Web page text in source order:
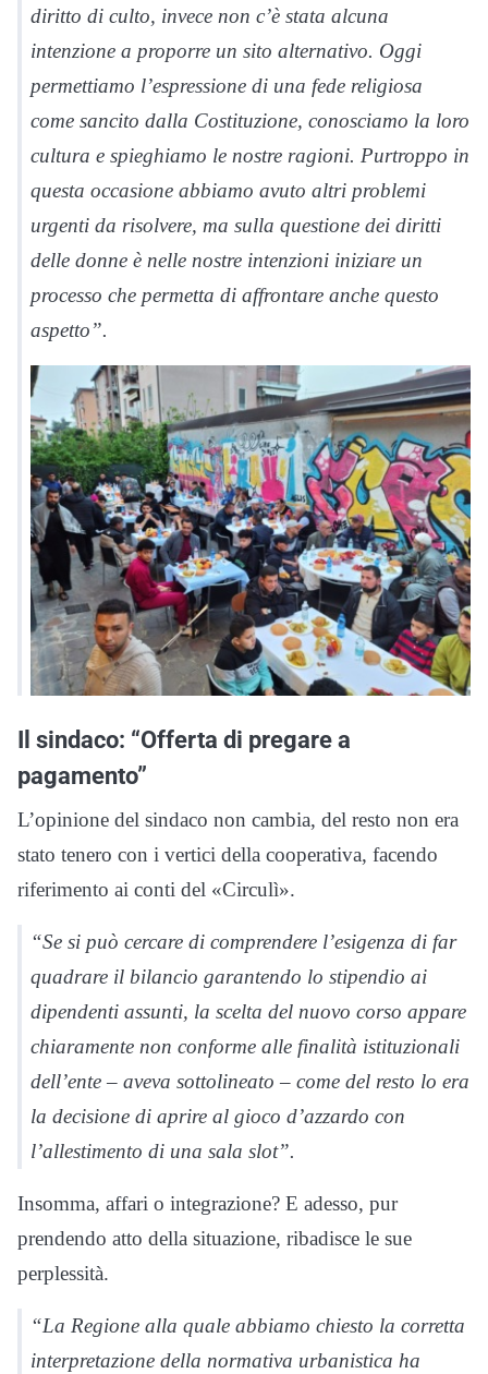
diritto di culto, invece non c’è stata alcuna
intenzione a proporre un sito alternativo. Oggi
permettiamo l’espressione di una fede religiosa
come sancito dalla Costituzione, conosciamo la loro
cultura e spieghiamo le nostre ragioni. Purtroppo in
questa occasione abbiamo avuto altri problemi
urgenti da risolvere, ma sulla questione dei diritti
delle donne è nelle nostre intenzioni iniziare un
processo che permetta di affrontare anche questo
aspetto”.
Il sindaco: “Offerta di pregare a
pagamento”
L’opinione del sindaco non cambia, del resto non era
stato tenero con i vertici della cooperativa, facendo
riferimento ai conti del «Circulì».
“Se si può cercare di comprendere l’esigenza di far
quadrare il bilancio garantendo lo stipendio ai
dipendenti assunti, la scelta del nuovo corso appare
chiaramente non conforme alle finalità istituzionali
dell’ente – aveva sottolineato – come del resto lo era
la decisione di aprire al gioco d’azzardo con
l’allestimento di una sala slot”.
Insomma, affari o integrazione? E adesso, pur
prendendo atto della situazione, ribadisce le sue
perplessità.
“La Regione alla quale abbiamo chiesto la corretta
interpretazione della normativa urbanistica ha